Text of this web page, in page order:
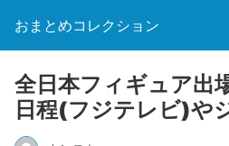
おまとめコレクション
全日本フィギュア出
日程(フジテレビ)や